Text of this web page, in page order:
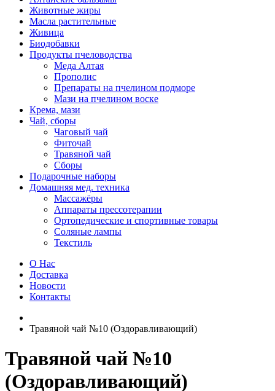
Животные жиры
Масла растительные
Живица
Биодобавки
Продукты пчеловодства
Меда Алтая
Прополис
Препараты на пчелином подморе
Мази на пчелином воске
Крема, мази
Чай, сборы
Чаговый чай
Фиточай
Травяной чай
Сборы
Подарочные наборы
Домашняя мед. техника
Массажёры
Аппараты прессотерапии
Ортопедические и спортивные товары
Соляные лампы
Текстиль
О Нас
Доставка
Новости
Контакты
Травяной чай №10 (Оздоравливающий)
Травяной чай №10
(Оздоравливающий)